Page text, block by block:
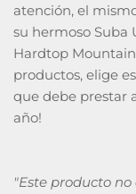
atención, el
su hermoso Suba
Hardtop
productos, elige
que debe prestar
año!
"Este producto